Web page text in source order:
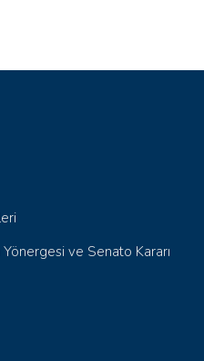
ve Senato Kararı